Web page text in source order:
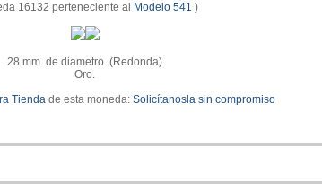
16132 perteneciente al Modelo 541 )
28 mm. de diametro. (Redonda)
Oro.
Tienda de esta moneda: Solicítanosla sin compromiso